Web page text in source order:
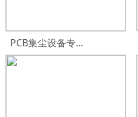
PCB集尘设备专...